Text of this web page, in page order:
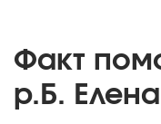
Факт
р.Б.